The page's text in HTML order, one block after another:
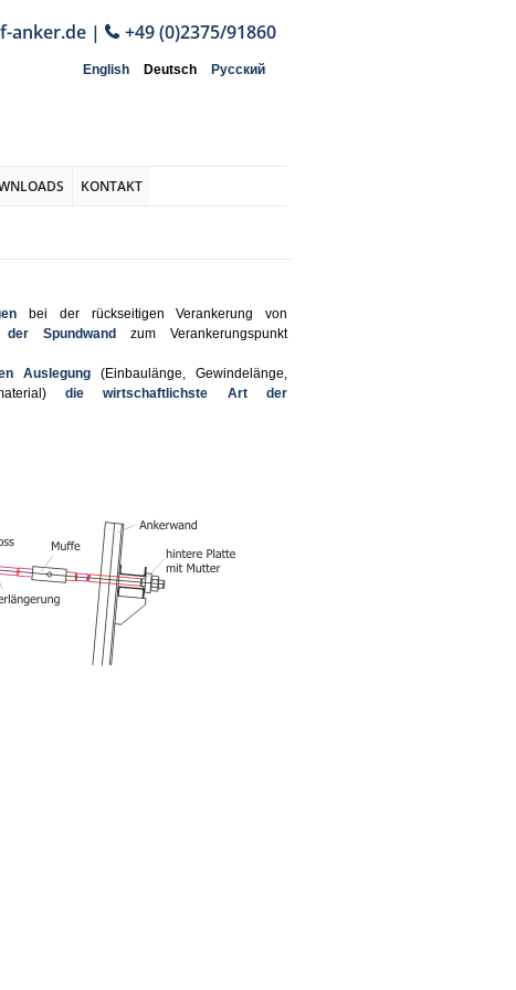
anker.de | +49 (0)2375/91860
English Deutsch Русский
KONTAKT
bei der rückseitigen Verankerung von
Spundwand
zum Verankerungspunkt
Auslegung (Einbaulänge, Gewindelänge,
die wirtschaftlichste Art der